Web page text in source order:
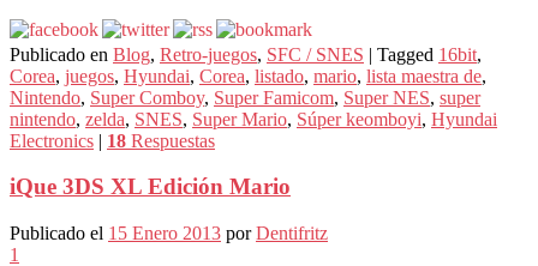
Publicado en Blog, Retro-juegos, SFC / SNES | Tagged 16bit,
Corea, juegos, Hyundai, Corea, listado, mario, lista maestra de,
Nintendo, Super Comboy, Super Famicom, Super NES, super
nintendo, zelda, SNES, Super Mario, Súper keomboyi, Hyundai
Electronics | 18 Respuestas
iQue 3DS XL Edición Mario
Publicado el 15 Enero 2013 porDentifritz
1